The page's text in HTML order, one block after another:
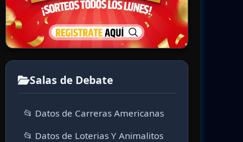
Salas de Debate
📂 Datos de Carreras Americanas
📂 Datos de Loterias Y Animalitos